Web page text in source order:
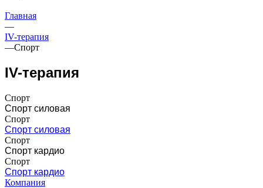
Главная
—
IV-терапия
—Спорт
IV-терапия
Спорт
Спорт силовая
Спорт
Спорт силовая
Спорт
Спорт кардио
Спорт
Спорт кардио
Компания